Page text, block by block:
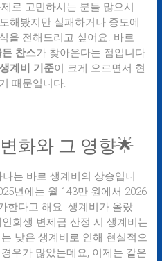
로 고민하시는 분들 많으시
해봤지만 실패하거나 중도에
을 전해드리고 싶어요. 바로
든 찬스가 찾아온다는 점입니다.
생계비 기준이 크게 오르면서 현
때문입니다.
화와 그 영향🌟
는 바로 생계비의 상승입니
년에는 월 143만 원에서 2026
한다고 해요. 생계비가 올랐
회생 변제금 산정 시 생계비는
낮은 생계비로 인해 현실적으
우가 많았는데요, 이제는 같은